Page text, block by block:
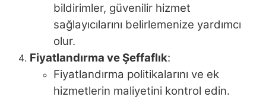
bildirimler, güvenilir hizmet
sağlayıcılarını belirlemenize yardımcı
olur.
Fiyatlandırma ve Şeffaflık:
Fiyatlandırma politikalarını ve ek
hizmetlerin maliyetini kontrol edin.